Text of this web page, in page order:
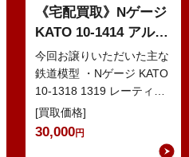
《宅配買取》Nゲージ
KATO 10-1414 アルプ
スの赤い客車 EWI な
どの鉄道模型
今回お譲りいただいた主な
鉄道模型 ・Nゲージ KATO
10-1318 1319 レーティッ
シュ鉄道 ベルニナ急行 ・
Nゲージ K…
[買取価格]
30,000円